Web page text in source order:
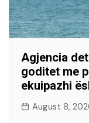
Agjencia
goditet me
ekuipazhi
August 8,